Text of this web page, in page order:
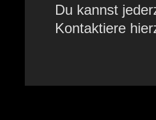
Du kannst
Kontaktiere